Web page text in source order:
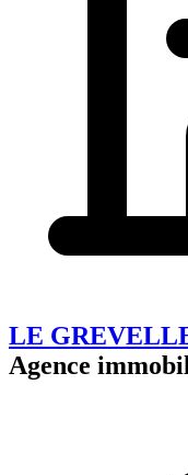
LE
Agence